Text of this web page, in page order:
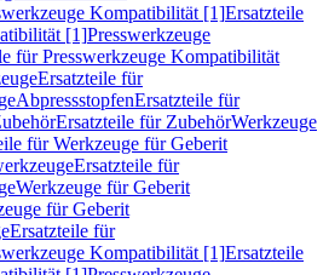
Kompatibilität [1]Ersatzteile
[1]Presswerkzeuge
für Presswerkzeuge Kompatibilität
Ersatzteile für
AbpressstopfenErsatzteile für
Ersatzteile für ZubehörWerkzeuge
für Werkzeuge für Geberit
Ersatzteile für
Werkzeuge für Geberit
für Geberit
Ersatzteile für
Kompatibilität [1]Ersatzteile